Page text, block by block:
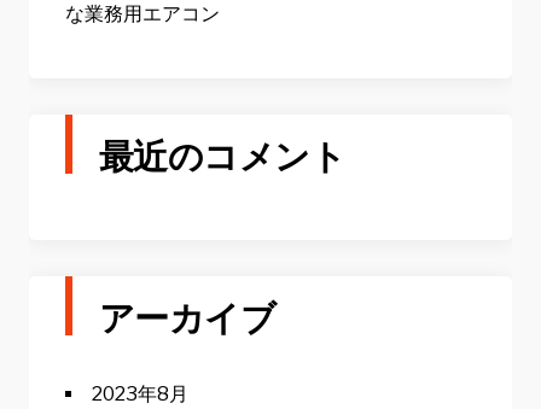
な業務用エアコン
最近のコメント
アーカイブ
2023年8月